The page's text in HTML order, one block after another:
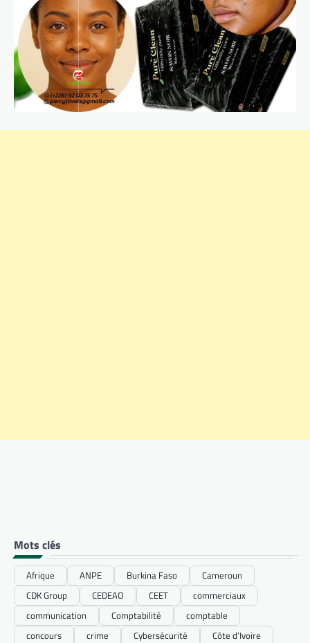
Mots clés
Afrique ANPE Burkina Faso
Cameroun
CDK Group
CEDEAO CEET
commerciaux
communication
Comptabilité
comptable
concours
crime Cybersécurité
Côte d’Ivoire